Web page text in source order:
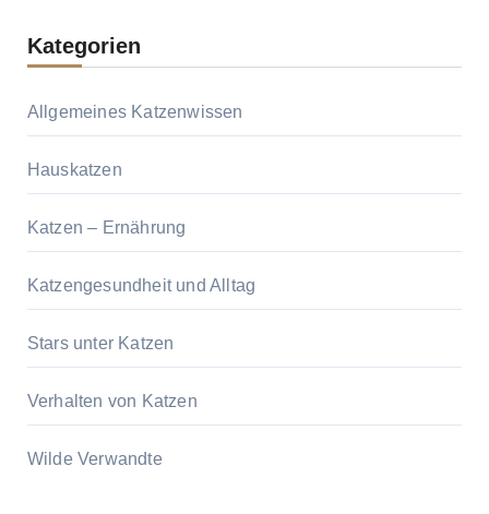
Kategorien
Allgemeines Katzenwissen
Hauskatzen
Katzen – Ernährung
Katzengesundheit und Alltag
Stars unter Katzen
Verhalten von Katzen
Wilde Verwandte